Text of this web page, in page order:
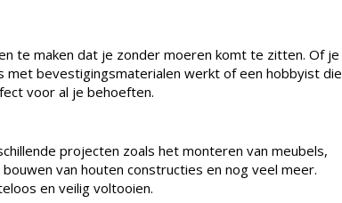
te maken dat je zonder moeren komt te zitten. Of je
met bevestigingsmaterialen werkt of een hobbyist die
voor al je behoeften.
projecten zoals het monteren van meubels,
van houten constructies en nog veel meer.
en veilig voltooien.